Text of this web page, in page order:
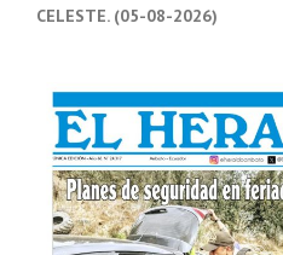
CELESTE. (05-08-2026)